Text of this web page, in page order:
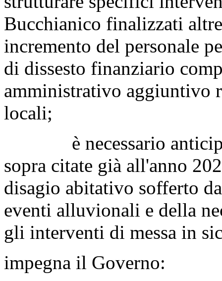
Bucchianico finalizzati
incremento del personale
di dissesto finanziario
amministrativo aggiuntivo
locali;
è necessario
sopra citate già all'anno
disagio abitativo sofferto
eventi alluvionali e della
gli interventi di messa in
impegna il Governo: